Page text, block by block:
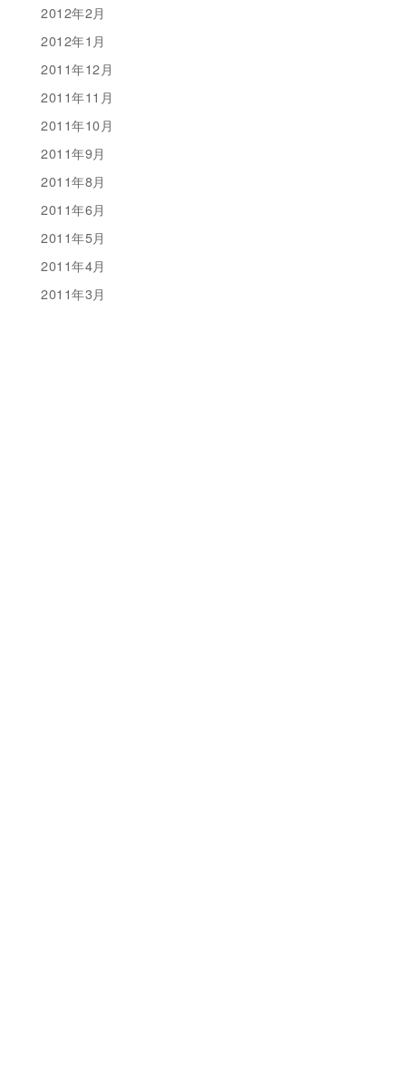
2012年2月
2012年1月
2011年12月
2011年11月
2011年10月
2011年9月
2011年8月
2011年6月
2011年5月
2011年4月
2011年3月